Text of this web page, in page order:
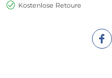
Kostenlose Retoure